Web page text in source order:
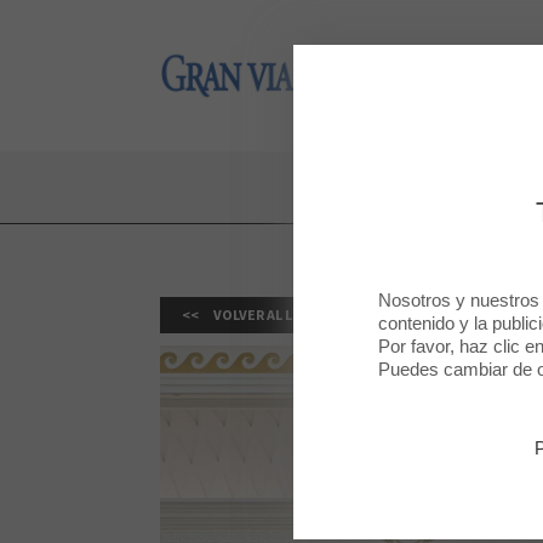
Gran Via 2
VOLVER AL LISTADO
Nosotros y
contenido y la
Por favor, haz clic
Puedes cambiar de